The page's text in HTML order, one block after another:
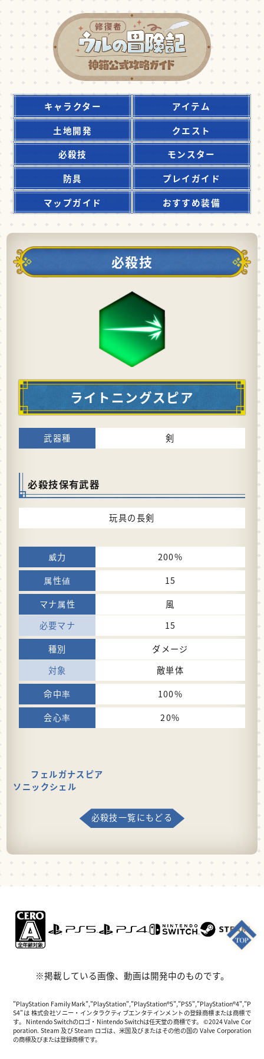
キャラクター
アイテム
土地開発
クエスト
必殺技
モンスター
防具
プレイガイド
マップガイド
おすすめ装備
必殺技
ライトニングスピア
剣
必殺技保有武器
玩具の長剣
200%
15
風
15
ダメージ
敵単体
100%
20%
フェルガナスピア
ソニックシェル
必殺技一覧にもどる
※掲載している画像、動画は開発中のものです。
"PlayStation Family Mark","PlayStation","PlayStation®5","PS5","PlayStation®4","P
S4"は 株式会社ソニー・インタラクティブエンタテインメントの登録商標または商標で
す。 Nintendo Switchのロゴ・Nintendo Switchは任天堂の商標です。 ©2024 Valve Cor
poration. Steam 及び Steam ロゴは、米国及びまたはその他の国の Valve Corporation
の商標及びまたは登録商標です。